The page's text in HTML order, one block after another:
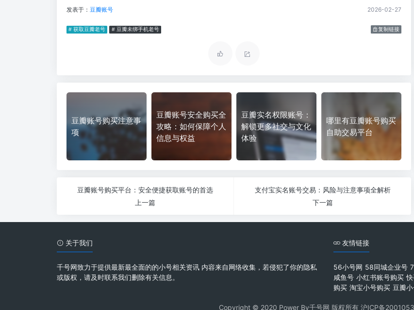
发表于： 豆瓣账号 2026-02-27
# 获取豆瓣老号 # 豆瓣未绑手机老号 复制链接
豆瓣账号购买注意事
项
豆瓣账号安全购买全
攻略：如何保障个人
信息与权益
豆瓣实名权限账号：
解锁更多社交与文化
体验
哪里有豆瓣账号购买
自助交易平台
豆瓣账号购买平台：安全便捷获取账号的首选
上一篇
支付宝实名账号交易：风险与注意事项全解析
下一篇
关于我们
千号网致力于提供最新最全面的的小号相关资讯 内容来自网络收集，若侵犯了你的隐私
或版权，请及时联系我们删除有关信息。
友情链接
56小号网 58同城企业号
咸鱼号 小红书账号购买
购买 淘宝小号购买 豆瓣
Copyright © 2020 Power By千号网 版权所有 沪ICP备